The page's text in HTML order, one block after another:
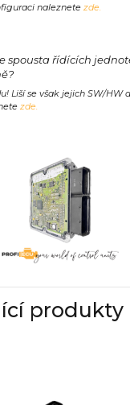
naleznete zde.
spousta řídících
Liší se však jejich SW/HW
zde.
produkty